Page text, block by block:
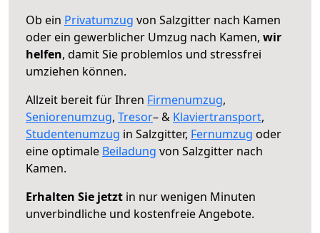
Ob ein Privatumzug von Salzgitter nach Kamen
oder ein gewerblicher Umzug nach Kamen, wir
helfen, damit Sie problemlos und stressfrei
umziehen können.
Allzeit bereit für Ihren Firmenumzug,
Seniorenumzug, Tresor– & Klaviertransport,
Studentenumzug in Salzgitter, Fernumzug oder
eine optimale Beiladung von Salzgitter nach
Kamen.
Erhalten Sie jetzt in nur wenigen Minuten
unverbindliche und kostenfreie Angebote.